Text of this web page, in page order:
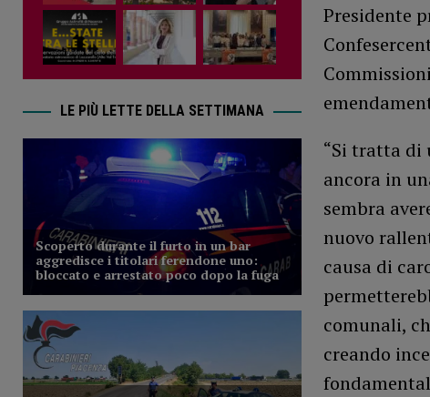
Presidente
“Si tratta di
ancora in
sembra
nuovo
causa di
comunali,
creando
LE PIÙ LETTE DELLA SETTIMANA